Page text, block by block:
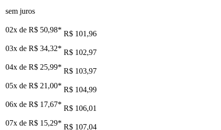
sem juros
02x de R$ 50,98* R$ 101,96
03x de R$ 34,32* R$ 102,97
04x de R$ 25,99* R$ 103,97
05x de R$ 21,00* R$ 104,99
06x de R$ 17,67* R$ 106,01
07x de R$ 15,29* R$ 107,04